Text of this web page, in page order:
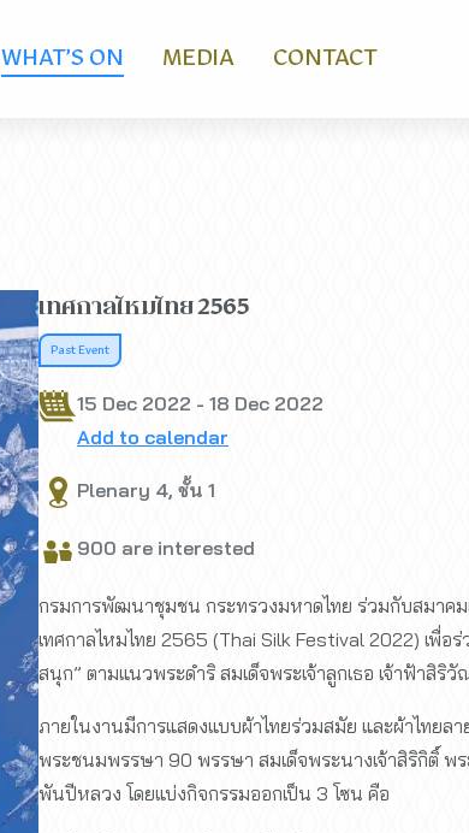
WHAT’S ON MEDIA CONTACT
เทศกาลไหมไทย 2565
Past Event
15 Dec 2022 - 18 Dec 2022
Add to calendar
Plenary 4, ชั้น 1
900 are interested
กรมการพัฒนาชุมชน กระทรวงมหาดไทย ร่วมกับสมาค
เทศกาลไหมไทย 2565 (Thai Silk Festival 2022) เพื่อร่
สนุก” ตามแนวพระดำริ สมเด็จพระเจ้าลูกเธอ เจ้าฟ้าสิ
ภายในงานมีการแสดงแบบผ้าไทยร่วมสมัย และผ้าไทยล
พระชนมพรรษา 90 พรรษา สมเด็จพระนางเจ้าสิริกิติ์
พันปีหลวง โดยแบ่งกิจกรรมออกเป็น 3 โซน คือ